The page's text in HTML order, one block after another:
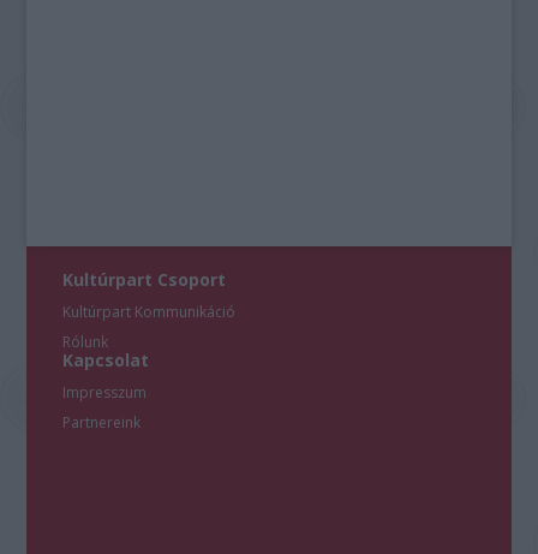
Kultúrpart Csoport
Kultúrpart Kommunikáció
Rólunk
Kapcsolat
Impresszum
Partnereink